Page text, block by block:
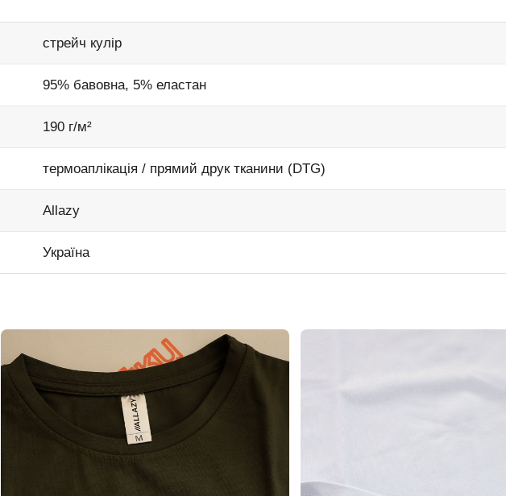
стрейч кулір
95% бавовна, 5% еластан
190 г/м²
термоаплікація / прямий друк тканини (DTG)
Allazy
Україна